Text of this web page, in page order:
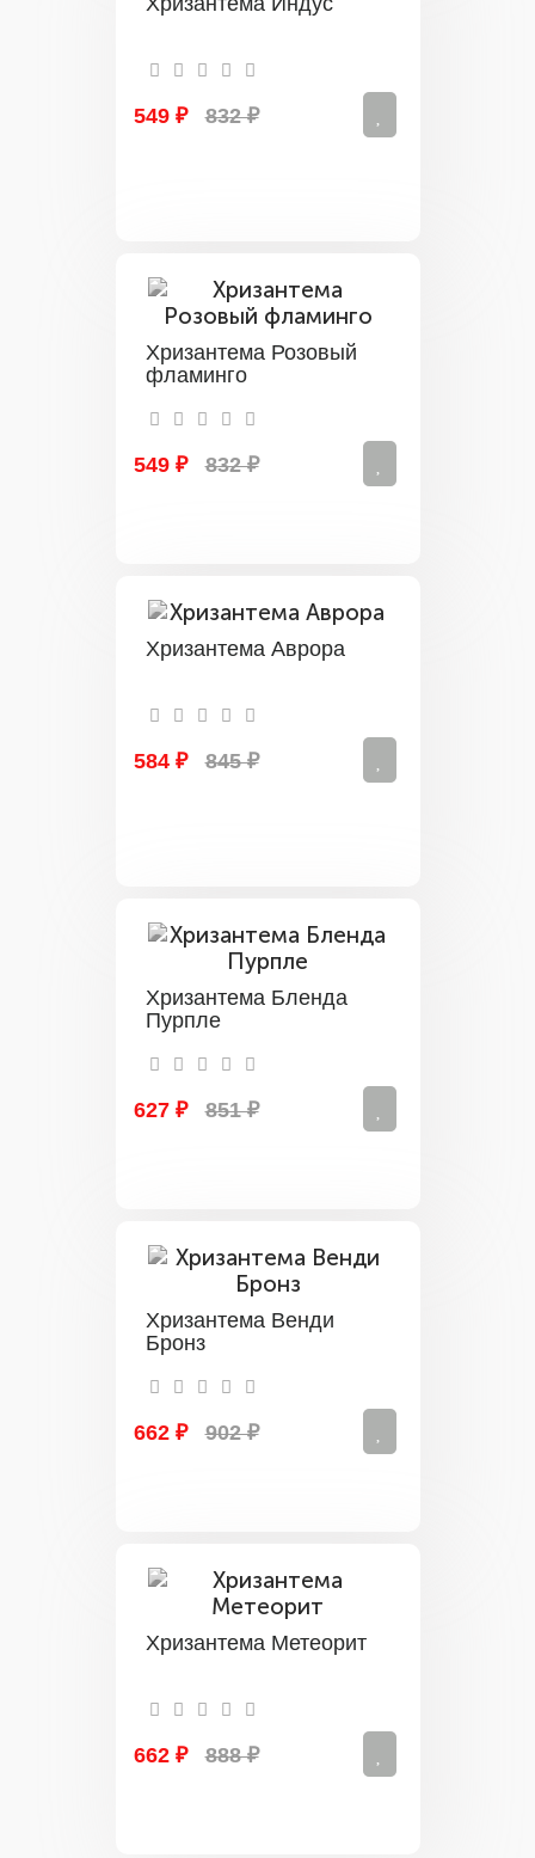
549 ₽ 832 ₽
Хризантема Розовый
фламинго
549 ₽ 832 ₽
Хризантема Аврора
584 ₽ 845 ₽
Хризантема Бленда
Пурпле
627 ₽ 851 ₽
Хризантема Венди
Бронз
662 ₽ 902 ₽
Хризантема Метеорит
662 ₽ 888 ₽